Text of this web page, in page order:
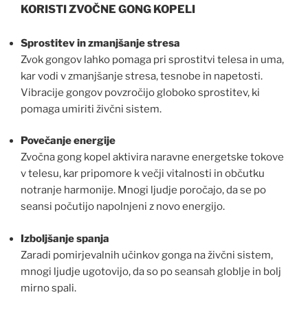
KORISTI ZVOČNE GONG KOPELI
Sprostitev in zmanjšanje stresa
Zvok gongov lahko pomaga pri sprostitvi telesa in uma,
kar vodi v zmanjšanje stresa, tesnobe in napetosti.
Vibracije gongov povzročijo globoko sprostitev, ki
pomaga umiriti živčni sistem.
Povečanje energije
Zvočna gong kopel aktivira naravne energetske tokove
v telesu, kar pripomore k večji vitalnosti in občutku
notranje harmonije. Mnogi ljudje poročajo, da se po
seansi počutijo napolnjeni z novo energijo.
Izboljšanje spanja
Zaradi pomirjevalnih učinkov gonga na živčni sistem,
mnogi ljudje ugotovijo, da so po seansah globlje in bolj
mirno spali.